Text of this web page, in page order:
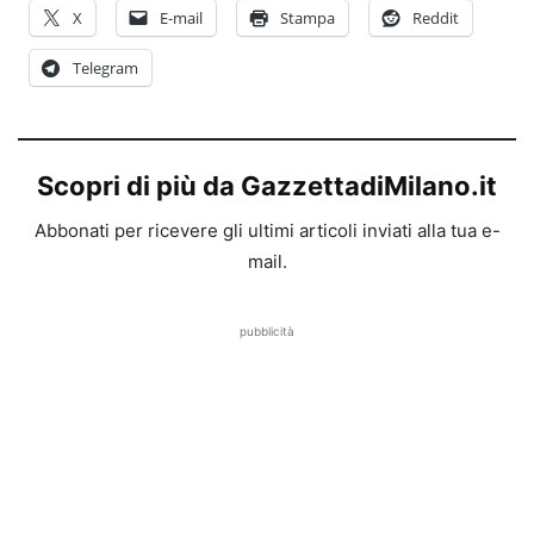
X E-mail Stampa Reddit
Telegram
Scopri di più da GazzettadiMilano.it
Abbonati per ricevere gli ultimi articoli inviati alla tua e-
mail.
pubblicità